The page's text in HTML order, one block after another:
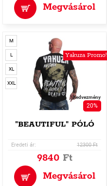
Megvásárol
Yakuza Promo!
M
L
XL
XXL
Kedvezmény
20%
"BEAUTIFUL" PÓLÓ
Eredeti ár: 12300 Ft
9840 Ft
Megvásárol